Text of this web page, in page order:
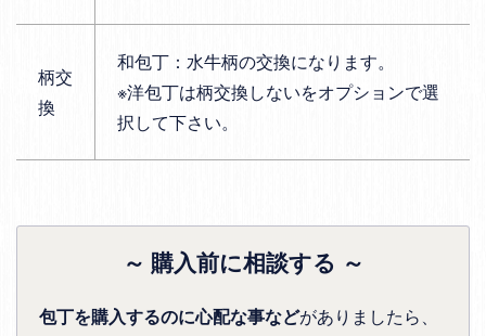
柄交
換
和包丁：水牛柄の交換になります。
※洋包丁は柄交換しないをオプションで選
択して下さい。
～ 購入前に相談する ～
包丁を購入するのに心配な事などがありましたら、